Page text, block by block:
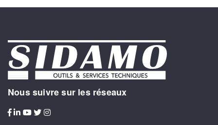
Nous suivre sur les réseaux